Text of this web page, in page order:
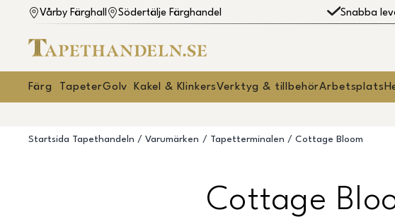
Vårby Färghall Södertälje Färghandel Snabba
Färg TapeterGolv Kakel & KlinkersVerktyg & tillbehörArbetsplats
Startsida Tapethandeln Varumärken Tapetterminalen Cottage Bloom
Cottage